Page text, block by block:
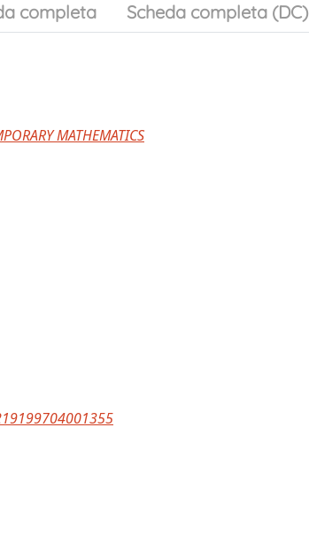
completa Scheda completa (DC)
MATHEMATICS